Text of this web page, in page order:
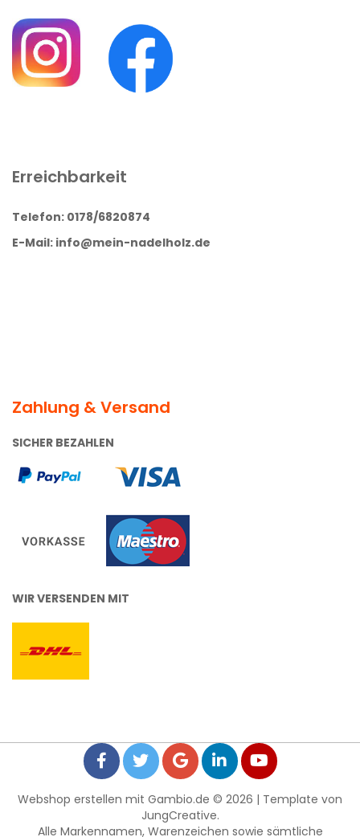
Erreichbarkeit
Telefon: 0178/6820874
E-Mail: info@mein-nadelholz.de
Zahlung & Versand
SICHER BEZAHLEN
WIR VERSENDEN MIT
Webshop erstellen mit Gambio.de © 2026 | Template von
JungCreative.
Alle Markennamen, Warenzeichen sowie sämtliche